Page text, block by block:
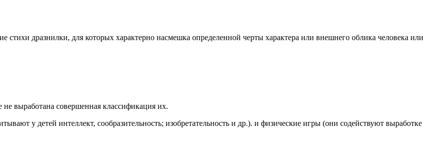
дразнилки, для которых характерно насмешка определенной черты характера или внешнего облика человека или
выработана совершенная классификация их.
у детей интеллект, сообразительность; изобретательность и др.). и физические игры (они содействуют выработке